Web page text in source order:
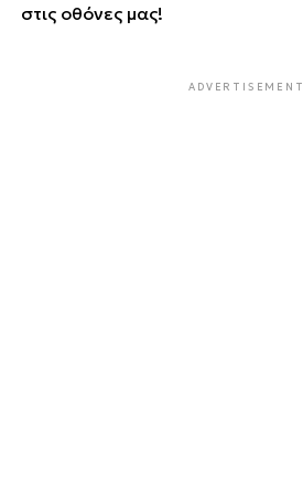
στις οθόνες μας!
ADVERTISEMENT